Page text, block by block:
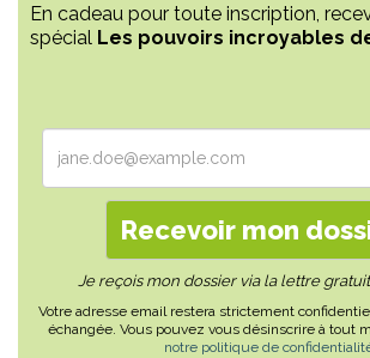
En cadeau pour toute inscription,
spécial Les pouvoirs incroyables
Je reçois mon dossier via la lettre
Votre adresse email restera strictement
échangée. Vous pouvez vous désinscrire à tout
notre politique de